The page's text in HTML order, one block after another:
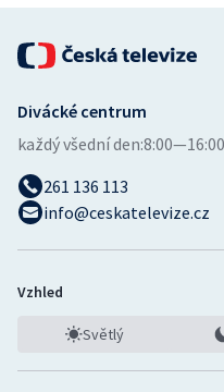
Divácké centrum
každý všední den:
261 136 113
info@ceskatelevize.cz
Vzhled
Světlý